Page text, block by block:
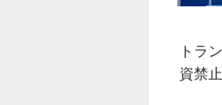
トラ
資禁